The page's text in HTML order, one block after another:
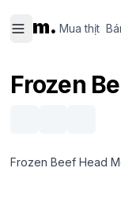
m. Mua thịt
Frozen
Frozen Beef Head